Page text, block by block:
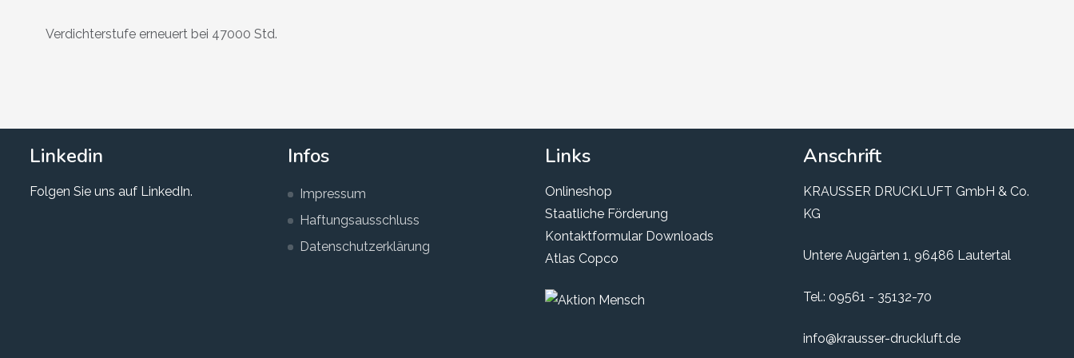
Verdichterstufe erneuert bei 47000 Std.
Linkedin
Folgen Sie uns auf LinkedIn.
Infos
Impressum
Haftungsausschluss
Datenschutzerklärung
Links
Onlineshop
Staatliche Förderung
Kontaktformular Downloads
Atlas Copco
Anschrift
KRAUSSER DRUCKLUFT GmbH & Co.
KG
Untere Augärten 1, 96486 Lautertal
Tel.: 09561 - 35132-70
info@krausser-druckluft.de